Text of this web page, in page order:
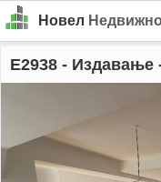
Новел
Почетна
Издавање
Продажба
E2938 - Издавање